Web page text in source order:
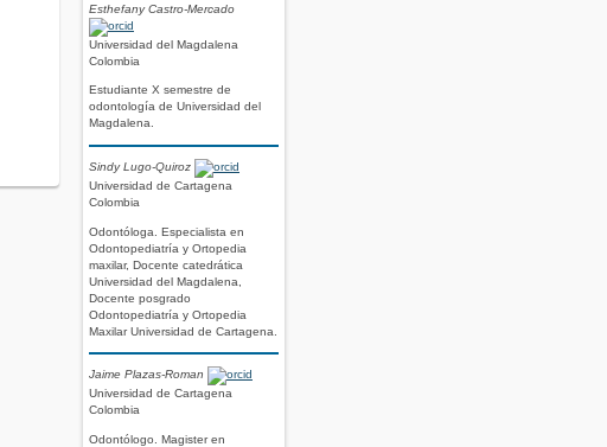
Esthefany Castro-Mercado
Universidad del Magdalena
Colombia
Estudiante X semestre de
odontología de Universidad del
Magdalena.
Sindy Lugo-Quiroz
Universidad de Cartagena
Colombia
Odontóloga. Especialista en
Odontopediatría y Ortopedia
maxilar, Docente catedrática
Universidad del Magdalena,
Docente posgrado
Odontopediatría y Ortopedia
Maxilar Universidad de Cartagena.
Jaime Plazas-Roman
Universidad de Cartagena
Colombia
Odontólogo. Magister en